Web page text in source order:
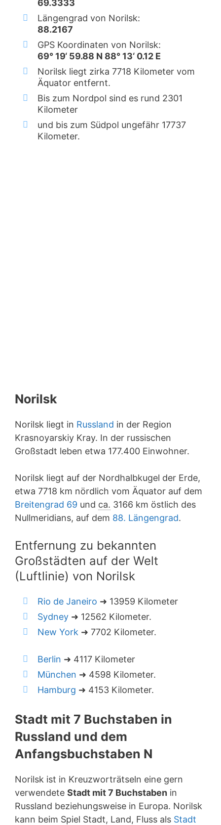
69.3333
Längengrad von Norilsk:
88.2167
GPS Koordinaten von Norilsk:
69° 19‘ 59.88 N 88° 13‘ 0.12 E
Norilsk liegt zirka 7718 Kilometer vom
Äquator entfernt.
Bis zum Nordpol sind es rund 2301
Kilometer
und bis zum Südpol ungefähr 17737
Kilometer.
Norilsk
Norilsk liegt in Russland in der Region
Krasnoyarskiy Kray. In der russischen
Großstadt leben etwa 177.400 Einwohner.
Norilsk liegt auf der Nordhalbkugel der Erde,
etwa 7718 km nördlich vom Äquator auf dem
Breitengrad 69 und ca. 3166 km östlich des
Nullmeridians, auf dem 88. Längengrad.
Entfernung zu bekannten
Großstädten auf der Welt
(Luftlinie) von Norilsk
Rio de Janeiro ➜ 13959 Kilometer
Sydney ➜ 12562 Kilometer.
New York ➜ 7702 Kilometer.
Berlin ➜ 4117 Kilometer
München ➜ 4598 Kilometer.
Hamburg ➜ 4153 Kilometer.
Stadt mit 7 Buchstaben in
Russland und dem
Anfangsbuchstaben N
Norilsk ist in Kreuzworträtseln eine gern
verwendete Stadt mit 7 Buchstaben in
Russland beziehungsweise in Europa. Norilsk
kann beim Spiel Stadt, Land, Fluss als Stadt